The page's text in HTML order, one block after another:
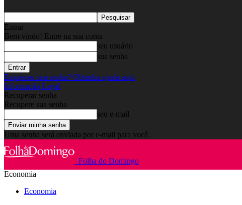
Entrar
Bem-vindo! Entre na sua conta
seu usuário
sua senha
Esqueceu sua senha? Obtenha ajuda aqui
Informação Legal
Recuperar senha
Recupere sua senha
seu e-mail
Uma senha será enviada por e-mail para você.
Folha do Domingo
Economia
Economia